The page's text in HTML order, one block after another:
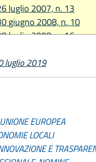
luglio 2007, n. 13
giugno 2008, n. 10
luglio 2008, n. 16
giugno 2015, n. 6
maggio 2016, n. 9
luglio 2019
EUROPEA
LOCALI
E